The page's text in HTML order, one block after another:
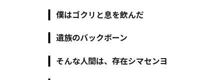
僕はゴクリと息を飲んだ
遺族のバックボーン
そんな人間は、存在シマセンヨ